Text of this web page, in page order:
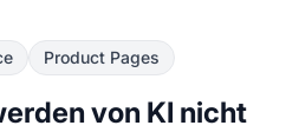
Product Pages
von KI nicht